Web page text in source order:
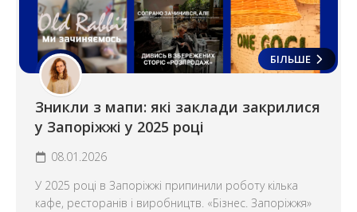
БІЛЬШЕ
Зникли з мапи: які заклади закрилися
у Запоріжжі у 2025 році
08.01.2026
У 2025 році в Запоріжжі припинили роботу кілька
кафе, ресторанів і виробництв. «Бізнес. Запоріжжя»